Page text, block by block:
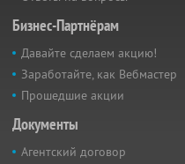
Бизнес-Партнёрам
Давайте сделаем акцию!
Заработайте, как Вебмастер
Прошедшие акции
Документы
Агентский договор